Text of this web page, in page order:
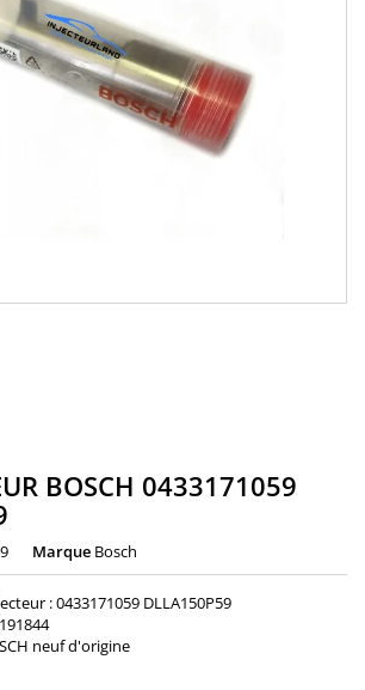
BOSCH 0433171059
Marque Bosch
: 0433171059 DLLA150P59
neuf d'origine